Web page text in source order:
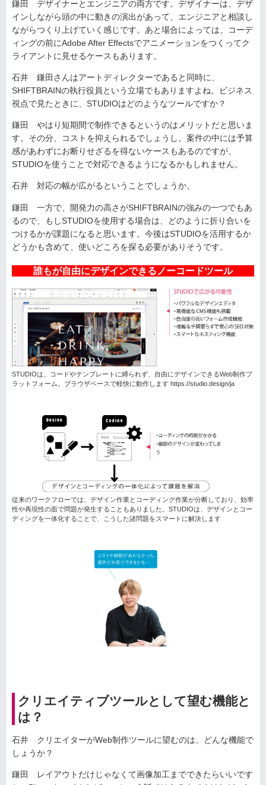
鎌田 デザイナーとエンジニアの両方です。デザイナーは、デザ
インしながら頭の中に動きの演出があって、エンジニアと相談し
ながらつくり上げていく感じです。あと場合によっては、コーデ
ィングの前にAdobe After Effectsでアニメーションをつくってク
ライアントに見せるケースもあります。
石井 鎌田さんはアートディレクターであると同時に、
SHIFTBRAINの執行役員という立場でもありますよね。ビジネス
視点で見たときに、STUDIOはどのようなツールですか？
鎌田 やはり短期間で制作できるというのはメリットだと思いま
す。その分、コストを抑えられるでしょうし。案件の中には予算
感があわずにお断りせざるを得ないケースもあるのですが、
STUDIOを使うことで対応できるようになるかもしれません。
石井 対応の幅が広がるということでしょうか。
鎌田 一方で、開発力の高さがSHIFTBRAINの強みの一つでもあ
るので、もしSTUDIOを使用する場合は、どのように折り合いを
つけるかが課題になると思います。今後はSTUDIOを活用するか
どうかも含めて、使いどころを探る必要がありそうです。
誰もが自由にデザインできるノーコードツール
STUDIOは、コードやテンプレートに縛られず、自由にデザインできるWeb制作プ
ラットフォーム。ブラウザベースで軽快に動作します https://studio.design/ja
従来のワークフローでは、デザイン作業とコーディング作業が分断しており、効率
性や再現性の面で問題が発生することもありました。STUDIOは、デザインとコー
ディングを一体化することで、こうした諸問題をスマートに解決します
クリエイティブツールとして望む機能と
は？
石井 クリエイターがWeb制作ツールに望むのは、どんな機能で
しょうか？
鎌田 レイアウトだけじゃなくて画像加工までできたらいいです